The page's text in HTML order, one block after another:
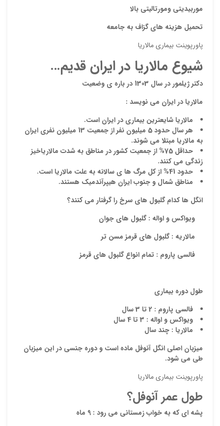
موربیدیتی ومورتاليتي بالا
تحميل هزينه های گزاف به جامعه
پاورپوینت بیماری مالاریا
شیوع مالاریا در ایران قدیم…
دکترژیلمور در سال 1303 در باره ی وضعیت
مالاریا در ایران می نویسد :
مالاریا شایعترین بیماری در ایران است.
هر سال حدود 5 میلیون نفر از جمعیت 13 میلیون نفری ایران
به مالاریا مبتلا می شوند.
حداقل 75% از جمعیت کشور در مناطق به شدت مالاریاخیز
زندگی می کنند.
حدود 41% از کل مرگ ها ی سالانه به علت مالاریا است.
مناطق شمال و جنوب ایران هیپرآندمیک هستند.
انگل ها کدام گلبول های سرخ را گرفتار می کنند؟
ویواکس و اواله :گلبول های جوان
مالاریه :گلبول های قرمز مسن تر
فالسی پاروم : تمام انواع گلبول های قرمز
طول دوره بیماری
فالسی پاروم : 2 تا 3 سال
ویواکس و اواله : 3 تا 4 سال
مالاریا : چند سال
میزبان اصلی انگل آنوفل ماده است و دوره جنسی در این میزبان
طی می شود.
پاورپوینت بیماری مالاريا
طول عمر آنوفل؟
پشه ای که به خواب زمستانی می رود : 9 ماه